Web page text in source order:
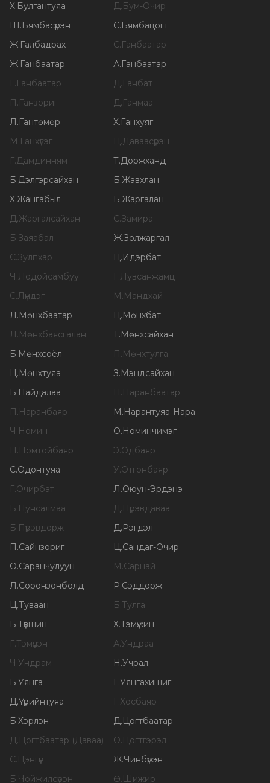
Х. Булгантуяа Д. Бум-Очир
Ш . Бямбасүрэн С. Бямбацогт
Ж. Галбадрах С. Ганбаатар
Ж. Ганбаатар А. Ганбаатар
Г. Ганбаатар Д. Ганбат
П . Ганзориг Д. Ганмаа
Л . Гантөмөр Х. Ганхуяг
М . Ганхүлэг Ц.Даваасүрэн
Г.Дамдинням Т.Доржханд
Б.Дэлгэрсайхан Б.Жавхлан
Х.Жангабыл Б.Жаргалан
Д.Жаргалсайхан С.Замира
Б.Заяабал Ж.Золжаргал
С.Зулпхар Ц. Идэрбат
Ч .Лодойсамбуу Г.Лувсанжамц
С.Лүндэг М . Мандхай
Л . Мөнхбаатар Ц. Мөнхбат
Л . Мөнхбаясгалан Т. Мөнхсайхан
Б. Мөнхсоёл П . Мөнхтулга
Ц. Мөнхтуяа З. Мэндсайхан
Б. Найдалаа Н . Наранбаатар
П . Наранбаяр М . Нарантуяа-Нара
Ч . Номин О. Номинчимэг
Н . Номтойбаяр Э.Одбаяр
С.Одонтуяа У.Отгонбаяр
Г.Очирбат Л .Оюун-Эрдэнэ
Б. Пунсалмаа Д. Пүрэвдаваа
Б. Пүрэвдорж Д. Рэгдэл
П .Сайнзориг Ц.Сандаг-Очир
О.Саранчулуун М .Сарнай
Л .Соронзонболд Р.Сэддорж
Ц.Туваан Б.Тулга
Б.Түвшин Х.Тэмүүжин
Г.Тэмүүлэн А.Ундраа
Ч .Ундрам Н .Учрал
Б.Уянга Г.Уянгахишиг
Д.Үүрийнтуяа Г.Хосбаяр
Б.Хэрлэн Д. Цогтбаатар
Д. Цогтбаатар (Даваа) О. Цогтгэрэл
С. Цэнгүүн Ж.Чинбүрэн
Б.Чойжилсүрэн Ө. Шижир